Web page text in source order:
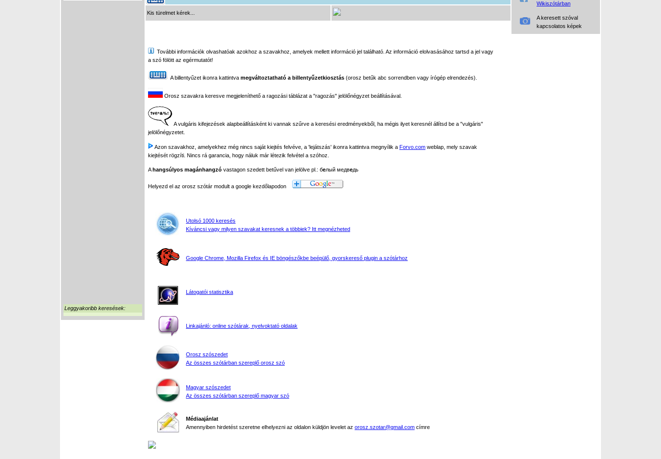
Wikiszótárban
A keresett szóval
kapcsolatos képek
Leggyakoribb keresések:
Kis türelmet kérek...
További információk olvashatóak azokhoz a szavakhoz, amelyek mellett információ jel található. Az információ elolvasásához tartsd a jel vagy
a szó fölött az egérmutatót!
A billentyűzet ikonra kattintva megváltoztatható a billentyűzetkiosztás (orosz betűk abc sorrendben vagy írógép elrendezés).
Orosz szavakra keresve megjeleníthető a ragozási táblázat a "ragozás" jelölőnégyzet beállításával.
A vulgáris kifejezések alapbeállításként ki vannak szűrve a keresési eredményekből, ha mégis ilyet keresnél állítsd be a "vulgáris"
jelölőnégyzetet.
Azon szavakhoz, amelyekhez még nincs saját kiejtés felvéve, a 'lejátszás' ikonra kattintva megnyílik a Forvo.com weblap, mely szavak
kiejtését rögzíti. Nincs rá garancia, hogy náluk már létezik felvétel a szóhoz.
Ahangsúlyos magánhangzó vastagon szedett betűvel van jelölve pl.: белый медведь
Helyezd el az orosz szótár modult a google kezdőlapodon
Utolsó 1000 keresés
Kíváncsi vagy milyen szavakat keresnek a többiek? Itt megnézheted
Google Chrome, Mozilla Firefox és IE böngészőkbe beépülő, gyorskereső plugin a szótárhoz
Látogatói statisztika
Linkajánló: online szótárak, nyelvoktató oldalak
Orosz szószedet
Az összes szótárban szereplő orosz szó
Magyar szószedet
Az összes szótárban szereplő magyar szó
Médiaajánlat
Amennyiben hirdetést szeretne elhelyezni az oldalon küldjön levelet az orosz.szotar@gmail.com címre